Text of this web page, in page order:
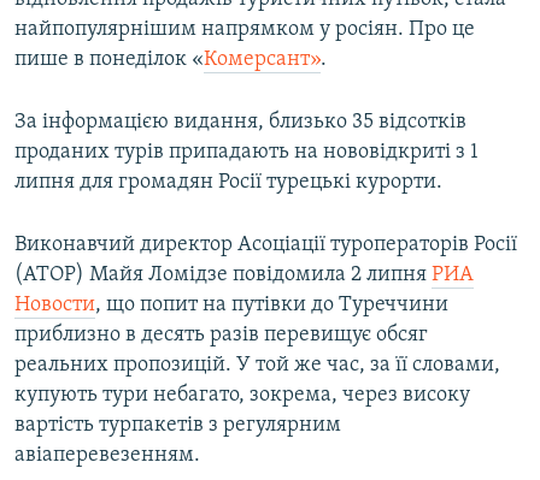
Усі сайти RFE/RL
найпопулярнішим напрямком у росіян. Про це
пише в понеділок «​Комерсант».
За інформацією видання, близько 35 відсотків
проданих турів припадають на нововідкриті з 1
липня для громадян Росії турецькі курорти.
Виконавчий директор Асоціації туроператорів Росії
(АТОР) Майя Ломідзе повідомила 2 липня РИА
Новости, що попит на путівки до Туреччини
приблизно в десять разів перевищує обсяг
реальних пропозицій. У той же час, за її словами,
купують тури небагато, зокрема, через високу
вартість турпакетів з регулярним
авіаперевезенням.